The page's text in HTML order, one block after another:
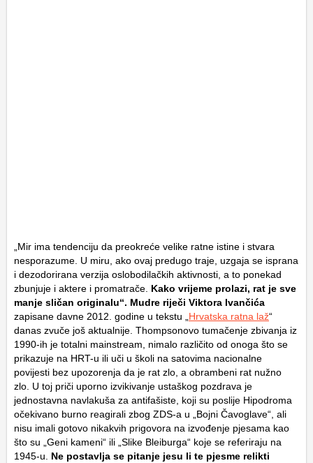
„Mir ima tendenciju da preokreće velike ratne istine i stvara
nesporazume. U miru, ako ovaj predugo traje, uzgaja se isprana
i dezodorirana verzija oslobodilačkih aktivnosti, a to ponekad
zbunjuje i aktere i promatrače. Kako vrijeme prolazi, rat je sve
manje sličan originalu“. Mudre riječi Viktora Ivančića
zapisane davne 2012. godine u tekstu „Hrvatska ratna laž“
danas zvuče još aktualnije. Thompsonovo tumačenje zbivanja iz
1990-ih je totalni mainstream, nimalo različito od onoga što se
prikazuje na HRT-u ili uči u školi na satovima nacionalne
povijesti bez upozorenja da je rat zlo, a obrambeni rat nužno
zlo. U toj priči uporno izvikivanje ustaškog pozdrava je
jednostavna navlakuša za antifašiste, koji su poslije Hipodroma
očekivano burno reagirali zbog ZDS-a u „Bojni Čavoglave“, ali
nisu imali gotovo nikakvih prigovora na izvođenje pjesama kao
što su „Geni kameni“ ili „Slike Bleiburga“ koje se referiraju na
1945-u. Ne postavlja se pitanje jesu li te pjesme relikti